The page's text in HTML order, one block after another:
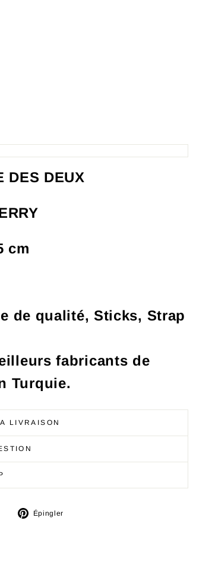
DES DEUX
cm
de qualité, Sticks, Strap
fabricants de
Turquie.
LIVRAISON
TweeterÉpingler